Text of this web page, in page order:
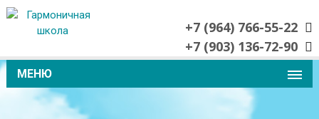
+7 (964) 766-55-22
+7 (903) 136-72-90
МЕНЮ